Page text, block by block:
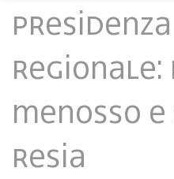
regionale:
Menosso
Resia